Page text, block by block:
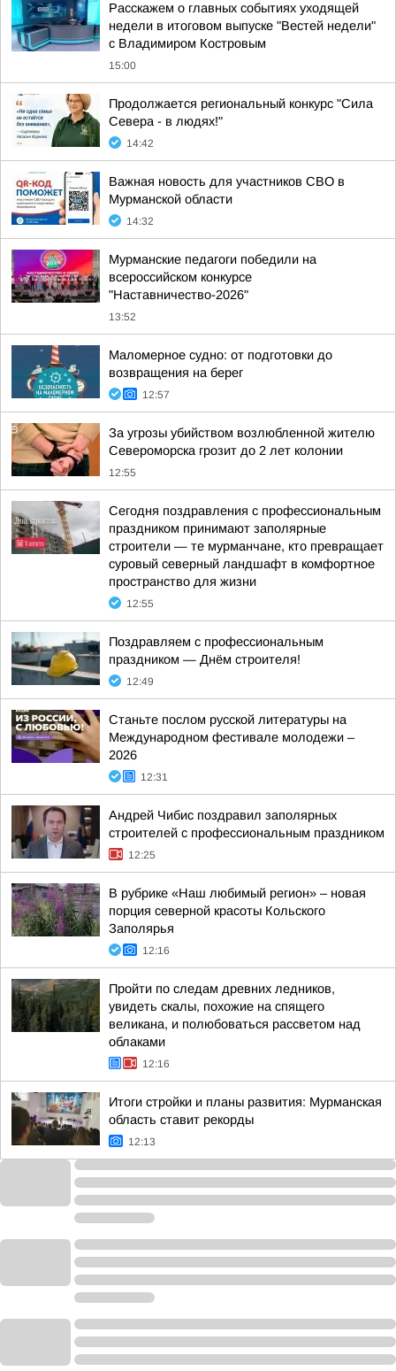
Расскажем о главных событиях уходящей
недели в итоговом выпуске "Вестей недели"
с Владимиром Костровым
15:00
Продолжается региональный конкурс "Сила
Севера - в людях!"
14:42
Важная новость для участников СВО в
Мурманской области
14:32
Мурманские педагоги победили на
всероссийском конкурсе
"Наставничество-2026"
13:52
Маломерное судно: от подготовки до
возвращения на берег
12:57
За угрозы убийством возлюбленной жителю
Североморска грозит до 2 лет колонии
12:55
Сегодня поздравления с профессиональным
праздником принимают заполярные
строители — те мурманчане, кто превращает
суровый северный ландшафт в комфортное
пространство для жизни
12:55
Поздравляем с профессиональным
праздником — Днём строителя!
12:49
Станьте послом русской литературы на
Международном фестивале молодежи –
2026
12:31
Андрей Чибис поздравил заполярных
строителей с профессиональным праздником
12:25
В рубрике «Наш любимый регион» – новая
порция северной красоты Кольского
Заполярья
12:16
Пройти по следам древних ледников,
увидеть скалы, похожие на спящего
великана, и полюбоваться рассветом над
облаками
12:16
Итоги стройки и планы развития: Мурманская
область ставит рекорды
12:13